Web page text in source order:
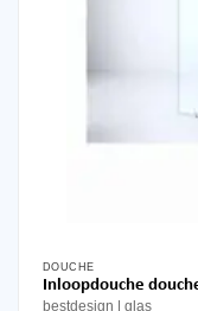
DOUCHE
bestdesign glas